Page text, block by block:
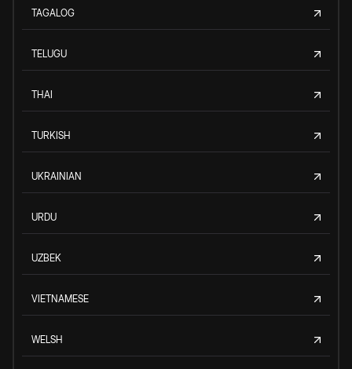
TAGALOG
TELUGU
THAI
TURKISH
UKRAINIAN
URDU
UZBEK
VIETNAMESE
WELSH